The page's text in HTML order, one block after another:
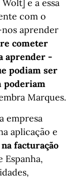
e a essa
com o
aprender
cometer
aprender -
podiam ser
poderiam
Marques.
empresa
aplicação e
facturação
Espanha,